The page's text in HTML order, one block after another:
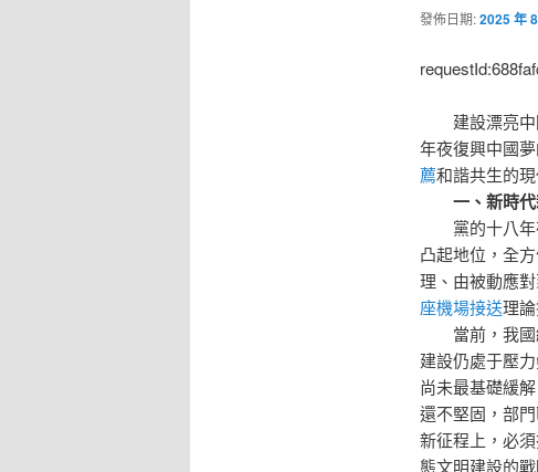
發佈日期:2025 年
建設漂亮
年夜復興中國
薦和諧共生的現
一、新時
黨的十八
凸起地位，全
理、由被動應
座機場接送理
當前，我
建設仍處于壓
尚未最基礎緩
還不堅固，部
新征程上，必
態文明建設的